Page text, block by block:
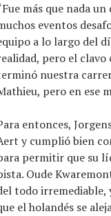
más que nada
eventos
a lo largo del
pero el
nuestra
pero en ese
entonces,
y cumplió bien
permitir que su
Oude
todo irremediable,
el holandés se